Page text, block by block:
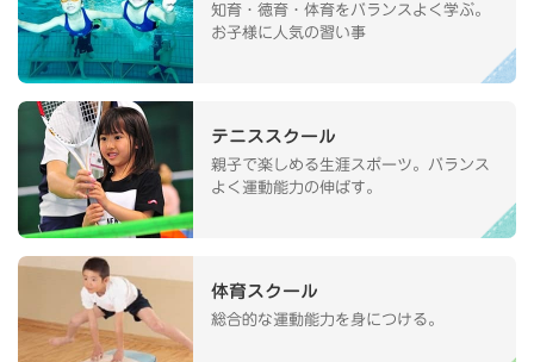
知育・徳育・体育をバランスよく学ぶ。
お子様に人気の習い事
テニススクール
親子で楽しめる生涯スポーツ。バランス
よく運動能力の伸ばす。
体育スクール
総合的な運動能力を身につける。